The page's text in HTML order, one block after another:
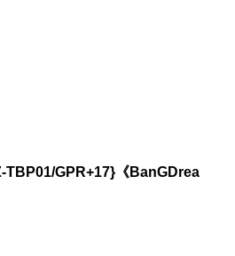
TBP01/GPR+17}《BanGDrea